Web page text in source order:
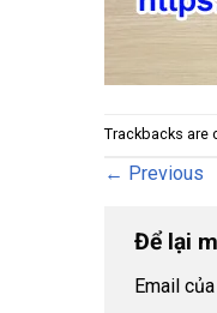
Trackbacks are
← Previous
Để lại
Email